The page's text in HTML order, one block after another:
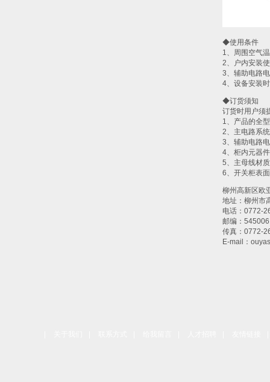
◆使用条件
1、周围空气
2、户内安装
3、辅助电路
4、设备安装
◆订货须知
订货时用户须
1、产品的全
2、主电路系
3、辅助电路
4、柜内元器
5、主母线材
6、开关柜表
柳州高新区欧
地址：柳州市
电话：0772-
邮编：545006
传真：0772-
E-mail：